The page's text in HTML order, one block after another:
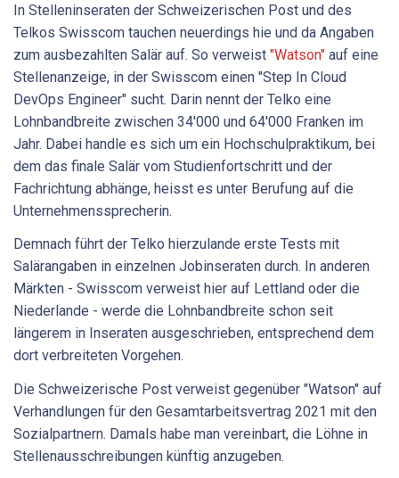
In Stelleninseraten der Schweizerischen Post und des
Telkos Swisscom tauchen neuerdings hie und da Angaben
zum ausbezahlten Salär auf. So verweist "Watson" auf eine
Stellenanzeige, in der Swisscom einen "Step In Cloud
DevOps Engineer" sucht. Darin nennt der Telko eine
Lohnbandbreite zwischen 34'000 und 64'000 Franken im
Jahr. Dabei handle es sich um ein Hochschulpraktikum, bei
dem das finale Salär vom Studienfortschritt und der
Fachrichtung abhänge, heisst es unter Berufung auf die
Unternehmenssprecherin.
Demnach führt der Telko hierzulande erste Tests mit
Salärangaben in einzelnen Jobinseraten durch. In anderen
Märkten - Swisscom verweist hier auf Lettland oder die
Niederlande - werde die Lohnbandbreite schon seit
längerem in Inseraten ausgeschrieben, entsprechend dem
dort verbreiteten Vorgehen.
Die Schweizerische Post verweist gegenüber "Watson" auf
Verhandlungen für den Gesamtarbeitsvertrag 2021 mit den
Sozialpartnern. Damals habe man vereinbart, die Löhne in
Stellenausschreibungen künftig anzugeben.